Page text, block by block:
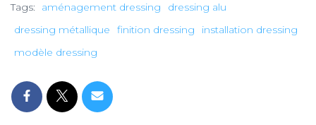
Tags: aménagement dressing
dressing alu
dressing métallique
finition dressing
installation dressing
modèle dressing